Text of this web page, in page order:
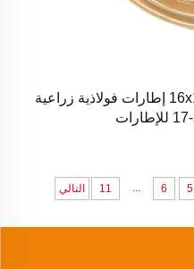
عجلة المزرعة للجرار حجم 16x17 إطارات فولاذية زراعية
5
6
...
11 التالي